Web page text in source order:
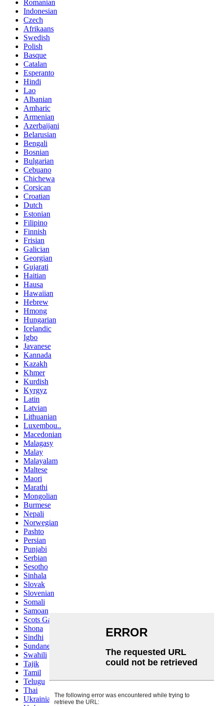
Romanian
Indonesian
Czech
Afrikaans
Swedish
Polish
Basque
Catalan
Esperanto
Hindi
Lao
Albanian
Amharic
Armenian
Azerbaijani
Belarusian
Bengali
Bosnian
Bulgarian
Cebuano
Chichewa
Corsican
Croatian
Dutch
Estonian
Filipino
Finnish
Frisian
Galician
Georgian
Gujarati
Haitian
Hausa
Hawaiian
Hebrew
Hmong
Hungarian
Icelandic
Igbo
Javanese
Kannada
Kazakh
Khmer
Kurdish
Kyrgyz
Latin
Latvian
Lithuanian
Luxembou..
Macedonian
Malagasy
Malay
Malayalam
Maltese
Maori
Marathi
Mongolian
Burmese
Nepali
Norwegian
Pashto
Persian
Punjabi
Serbian
Sesotho
Sinhala
Slovak
Slovenian
Somali
Samoan
Scots Gaelic
Shona
Sindhi
Sundanese
Swahili
Tajik
Tamil
Telugu
Thai
Ukrainian